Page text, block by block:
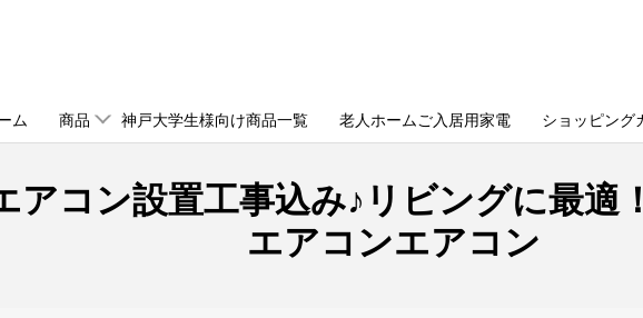
ム 商品 神戸大学生様向け商品一覧 老人ホームご入居用家電 ショッピング
アコン設置工事込み♪リビングに最
エアコンエアコン